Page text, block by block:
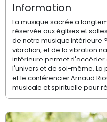
Information
La musique sacrée a
réservée aux églises et
de notre musique intérieure
vibration, et de la vibration
intérieure permet d'accéder
l'univers et de soi-même. La
et le conférencier Arnaud
musicale et spirituelle pour